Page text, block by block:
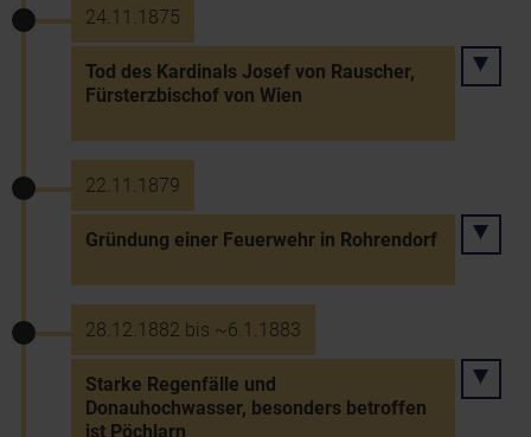
24.11.1875
Tod des Kardinals Josef von Rauscher,
Fürsterzbischof von Wien
22.11.1879
Gründung einer Feuerwehr in Rohrendorf
28.12.1882 bis ~6.1.1883
Starke Regenfälle und
Donauhochwasser, besonders betroffen
ist Pöchlarn